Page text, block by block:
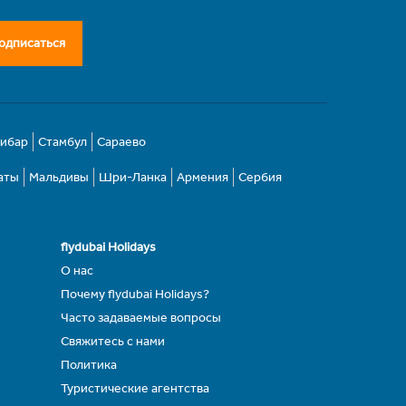
Стамбул Сараево
Мальдивы Шри-Ланка Армения Сербия
flydubai Holidays
О нас
Почему flydubai Holidays?
Часто задаваемые вопросы
Свяжитесь с нами
Политика
Туристические агентства